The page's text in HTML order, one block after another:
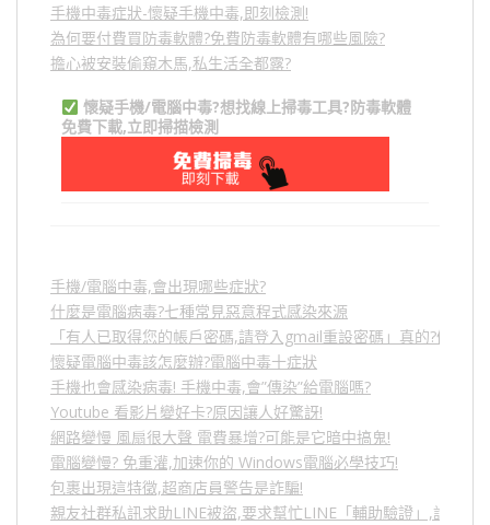
手機中毒症狀-懷疑手機中毒,即刻檢測!
為何要付費買防毒軟體?免費防毒軟體有哪些風險?
擔心被安裝偷窺木馬,私生活全都露?
懷疑手機/電腦中毒?想找線上掃毒工具?防毒軟體
免費下載,立即掃描檢測
手機/電腦中毒,會出現哪些症狀?
什麼是電腦病毒?七種常見惡意程式感染來源
「有人已取得您的帳戶密碼,請登入gmail重設密碼」真的?假的?5
懷疑電腦中毒該怎麼辦?電腦中毒十症狀
手機也會感染病毒! 手機中毒,會”傳染”給電腦嗎?
Youtube 看影片變好卡?原因讓人好驚訝!
網路變慢 風扇很大聲 電費暴增?可能是它暗中搞鬼!
電腦變慢? 免重灌,加速你的 Windows電腦必學技巧!
包裹出現這特徵,超商店員警告是詐騙!
親友社群私訊求助LINE被盜,要求幫忙LINE「輔助驗證」,詐騙